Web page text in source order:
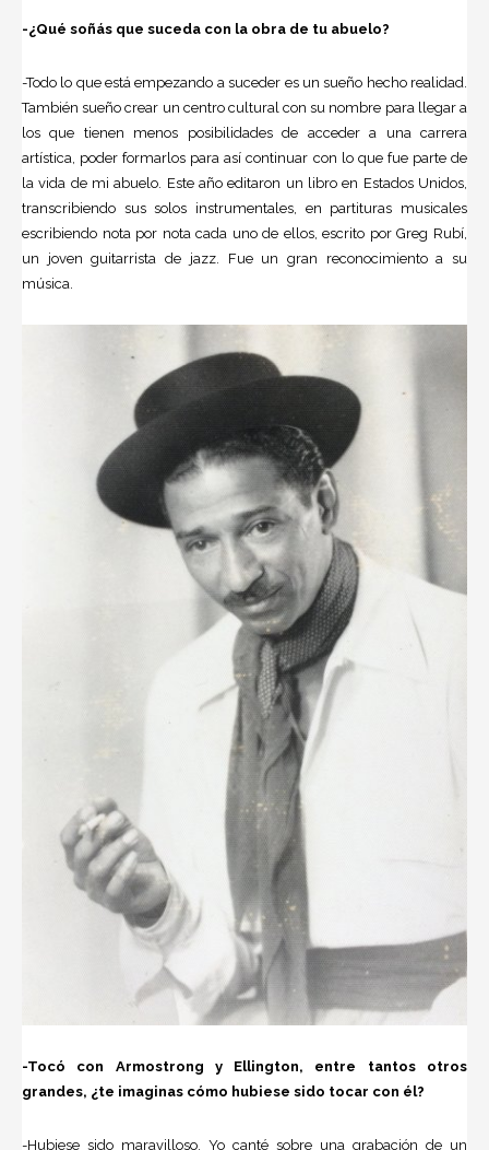
-¿Qué soñás que suceda con la obra de tu abuelo?
-Todo lo que está empezando a suceder es un sueño hecho realidad.
También sueño crear un centro cultural con su nombre para llegar a
los que tienen menos posibilidades de acceder a una carrera
artística, poder formarlos para así continuar con lo que fue parte de
la vida de mi abuelo. Este año editaron un libro en Estados Unidos,
transcribiendo sus solos instrumentales, en partituras musicales
escribiendo nota por nota cada uno de ellos, escrito por Greg Rubí,
un joven guitarrista de jazz. Fue un gran reconocimiento a su
música.
-Tocó con Armostrong y Ellington, entre tantos otros
grandes, ¿te imaginas cómo hubiese sido tocar con él?
-Hubiese sido maravilloso. Yo canté sobre una grabación de un